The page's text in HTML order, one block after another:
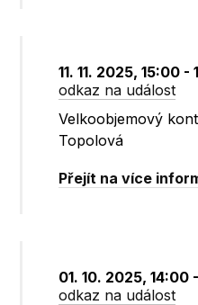
11. 11. 2025, 15:00 -
odkaz na událost
Velkoobjemový
Topolová
Přejít na více
01. 10. 2025, 14:00
odkaz na událost